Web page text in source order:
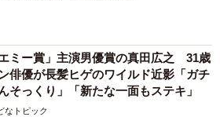
ミー賞」主演男優賞の真田広之 31歳
俳優が長髪ヒゲのワイルド近影「ガチ
そっくり」「新たな一面もステキ」
なトピック